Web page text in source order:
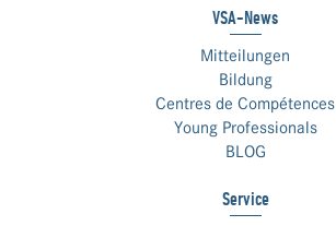
VSA-News
Mitteilungen
Bildung
Centres de Compétences
Young Professionals
BLOG
Service